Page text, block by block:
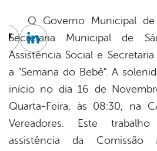
O Governo Municipal de
Secretaria Municipal de
Assistência Social e
a "Semana do Bebê". A
início no dia 16 de
Quarta-Feira, às 08:30, na
Vereadores. Este
assistência da Comissão
Twitter
Linkedin